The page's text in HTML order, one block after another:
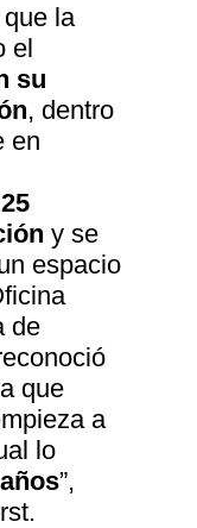
la
el
su
, dentro
en
y se
espacio
de
que
a
lo
”,